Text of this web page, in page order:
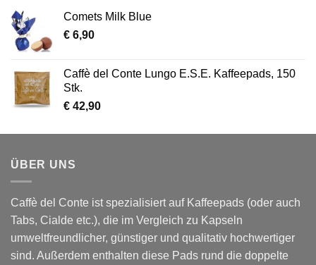
Comets Milk Blue
€ 6,90
Caffè del Conte Lungo E.S.E. Kaffeepads, 150
Stk.
€ 42,90
ÜBER UNS
Caffè del Conte ist spezialisiert auf Kaffeepads (oder auch
Tabs, Cialde etc.), die im Vergleich zu Kapseln
umweltfreundlicher, günstiger und qualitativ hochwertiger
sind. Außerdem enthalten diese Pads rund die doppelte